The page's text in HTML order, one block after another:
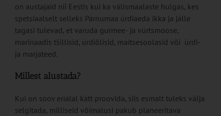
on austajaid nii Eestis kui ka välismaalaste hulgas, kes
spetsiaalselt selleks Pärnumaa ürdiaeda ikka ja jälle
tagasi tulevad, et varuda gurmee- ja vürtsmoose,
marinaadis tšillisid, ürdiõlisid, maitsesoolasid või ürdi-
ja marjateed.
Millest alustada?
Kui on soov erialal kätt proovida, siis esmalt tuleks välja
selgitada, milliseid võimalusi pakub planeeritava